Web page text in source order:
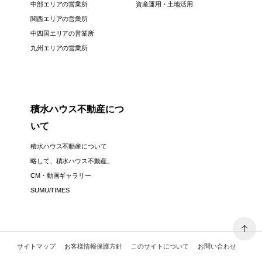
中部エリアの営業所
関西エリアの営業所
中四国エリアの営業所
九州エリアの営業所
資産運用・土地活用
積水ハウス不動産につ
いて
積水ハウス不動産について
略して、積水ハウス不動産。
CM・動画ギャラリー
SUMU/TIMES
サイトマップ お客様情報保護方針 このサイトについて お問い合わせ